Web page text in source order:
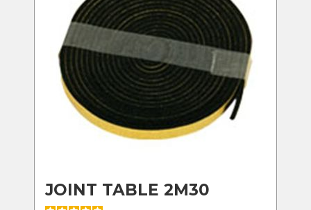
JOINT TABLE 2M30